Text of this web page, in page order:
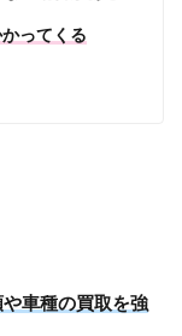
ってくる
車種の買取を強